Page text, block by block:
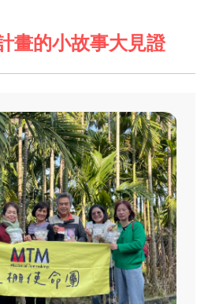
畫的小故事大見證